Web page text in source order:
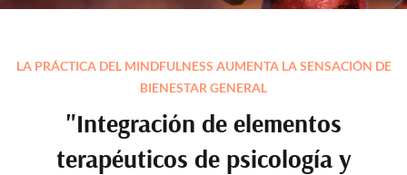
LA PRÁCTICA DEL MINDFULNESS AUMENTA LA SENSACIÓN DE
BIENESTAR GENERAL
"Integración de elementos
terapéuticos de psicología y